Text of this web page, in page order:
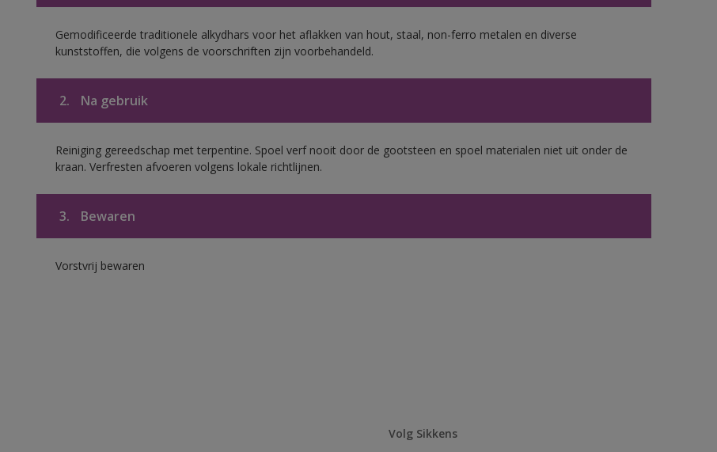
Gemodificeerde traditionele alkydhars voor het aflakken van hout, staal, non-ferro metalen en diverse
kunststoffen, die volgens de voorschriften zijn voorbehandeld.
2. Na gebruik
Reiniging gereedschap met terpentine. Spoel verf nooit door de gootsteen en spoel materialen niet uit onder de
kraan. Verfresten afvoeren volgens lokale richtlijnen.
3. Bewaren
Vorstvrij bewaren
Volg Sikkens